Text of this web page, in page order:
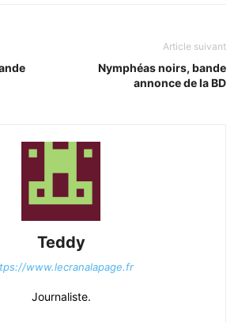
Article suivant
Nymphéas noirs, bande
annonce de la BD
Teddy
www.lecranalapage.fr
Journaliste.